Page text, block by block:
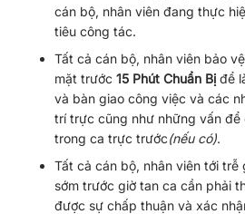
cán bộ, nhân viên đang thực
tiêu công tác.
Tất cả cán bộ, nhân viên bảo
mặt trước 15 Phút Chuẩn Bị để
và bàn giao công việc và các
trí trực cũng như những vấn để
trong ca trực trước(nếu có).
Tất cả cán bộ, nhân viên tới trễ
sớm trước giờ tan ca cần phải
được sự chấp thuận và xác